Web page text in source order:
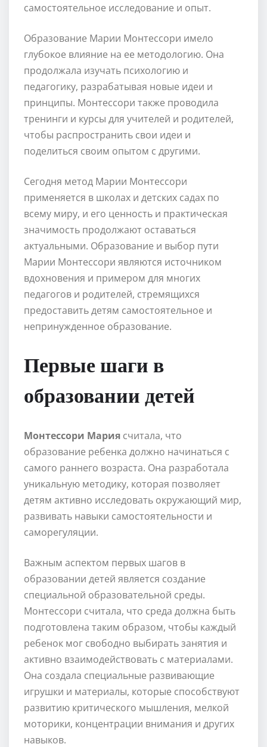
самостоятельное исследование и опыт.
Образование Марии Монтессори имело
глубокое влияние на ее методологию. Она
продолжала изучать психологию и
педагогику, разрабатывая новые идеи и
принципы. Монтессори также проводила
тренинги и курсы для учителей и родителей,
чтобы распространить свои идеи и
поделиться своим опытом с другими.
Сегодня метод Марии Монтессори
применяется в школах и детских садах по
всему миру, и его ценность и практическая
значимость продолжают оставаться
актуальными. Образование и выбор пути
Марии Монтессори являются источником
вдохновения и примером для многих
педагогов и родителей, стремящихся
предоставить детям самостоятельное и
непринужденное образование.
Первые шаги в
образовании детей
Монтессори Мария считала, что
образование ребенка должно начинаться с
самого раннего возраста. Она разработала
уникальную методику, которая позволяет
детям активно исследовать окружающий мир,
развивать навыки самостоятельности и
саморегуляции.
Важным аспектом первых шагов в
образовании детей является создание
специальной образовательной среды.
Монтессори считала, что среда должна быть
подготовлена таким образом, чтобы каждый
ребенок мог свободно выбирать занятия и
активно взаимодействовать с материалами.
Она создала специальные развивающие
игрушки и материалы, которые способствуют
развитию критического мышления, мелкой
моторики, концентрации внимания и других
навыков.